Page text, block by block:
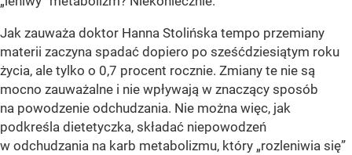
Jak zauważa doktor Hanna Stolińska tempo przemiany
materii zaczyna spadać dopiero po sześćdziesiątym roku
życia, ale tylko o 0,7 procent rocznie. Zmiany te nie są
mocno zauważalne i nie wpływają w znaczący sposób
na powodzenie odchudzania. Nie można więc, jak
podkreśla dietetyczka, składać niepowodzeń
w odchudzania na karb metabolizmu, który „rozleniwia się”